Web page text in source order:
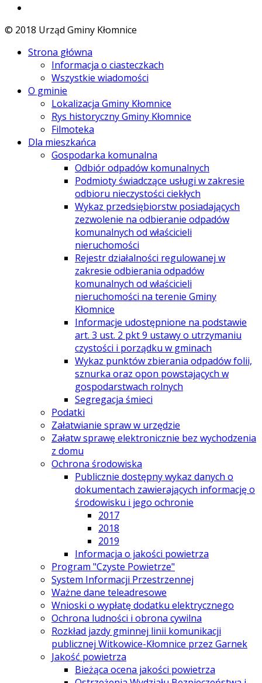
© 2018 Urząd Gminy Kłomnice
Strona główna
Informacja o ciasteczkach
Wszystkie wiadomości
O gminie
Lokalizacja Gminy Kłomnice
Rys historyczny Gminy Kłomnice
Filmoteka
Dla mieszkańca
Gospodarka komunalna
Odbiór odpadów komunalnych
Podmioty świadczące usługi w zakresie
odbioru nieczystości ciekłych
Wykaz przedsiębiorstw posiadających
zezwolenie na odbieranie odpadów
komunalnych od właścicieli
nieruchomości
Rejestr działalności regulowanej w
zakresie odbierania odpadów
komunalnych od właścicieli
nieruchomości na terenie Gminy
Kłomnice
Informacje udostępnione na podstawie
art. 3 ust. 2 pkt 9 ustawy o utrzymaniu
czystości i porządku w gminach
Wykaz punktów zbierania odpadów folii,
sznurka oraz opon powstających w
gospodarstwach rolnych
Segregacja śmieci
Podatki
Załatwianie spraw w urzędzie
Załatw sprawę elektronicznie bez wychodzenia
z domu
Ochrona środowiska
Publicznie dostępny wykaz danych o
dokumentach zawierających informację o
środowisku i jego ochronie
2017
2018
2019
Informacja o jakości powietrza
Program "Czyste Powietrze"
System Informacji Przestrzennej
Ważne dane teleadresowe
Wnioski o wypłatę dodatku elektrycznego
Ochrona ludności i obrona cywilna
Rozkład jazdy gminnej linii komunikacji
publicznej Witkowice-Kłomnice przez Garnek
Jakość powietrza
Bieżąca ocena jakości powietrza